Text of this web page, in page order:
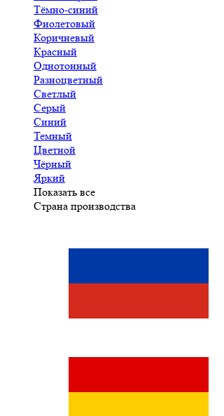
Тёмно-синий
Фиолетовый
Коричневый
Красный
Однотонный
Разноцветный
Светлый
Серый
Синий
Темный
Цветной
Чёрный
Яркий
Показать все
Страна производства